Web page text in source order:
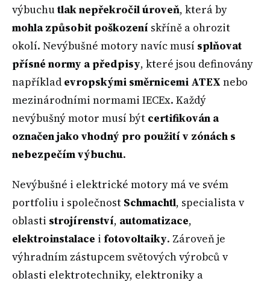
výbuchutlak nepřekročil úroveň, která by
mohla způsobit poškození skříně a ohrozit
okolí. Nevýbušné motory navíc musí splňovat
přísné normy a předpisy, které jsou definovány
například evropskými směrnicemi ATEX nebo
mezinárodními normami IECEx. Každý
nevýbušný motor musí být certifikován a
označen jako vhodný pro použití v zónách s
nebezpečím výbuchu.
Nevýbušné i elektrické motory má ve svém
portfoliu i společnost Schmachtl, specialista v
oblasti strojírenství, automatizace,
elektroinstalace i fotovoltaiky. Zároveň je
výhradním zástupcem světových výrobců v
oblasti elektrotechniky, elektroniky a